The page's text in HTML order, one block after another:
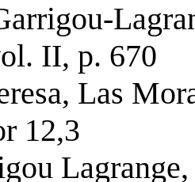
II, p. 670
Las
12,3